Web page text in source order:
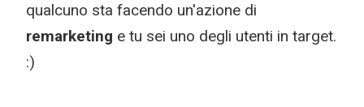
qualcuno sta facendo un'azione di
remarketing e tu sei uno degli utenti in target.
:)